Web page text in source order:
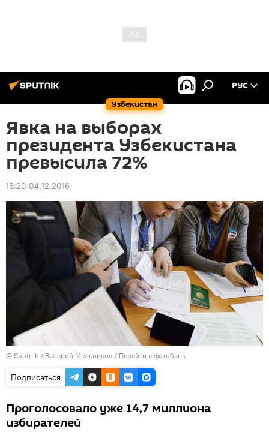
Узбекистан
РУС
Явка на выборах
президента Узбекистана
превысила 72%
16:20 04.12.2016
© Sputnik / Валерий Мельников / Перейти в фотобанк
Подписаться
Проголосовало уже 14,7 миллиона
избирателей